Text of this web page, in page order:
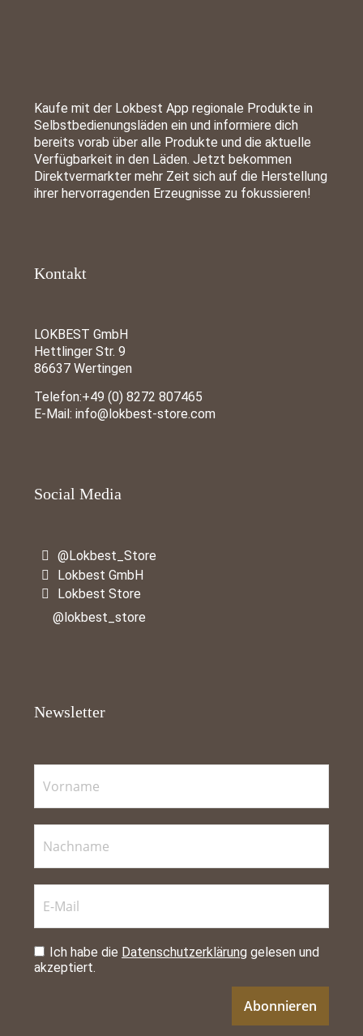
Kaufe mit der Lokbest App regionale Produkte in
Selbstbedienungsläden ein und informiere dich
bereits vorab über alle Produkte und die aktuelle
Verfügbarkeit in den Läden. Jetzt bekommen
Direktvermarkter mehr Zeit sich auf die Herstellung
ihrer hervorragenden Erzeugnisse zu fokussieren!
Kontakt
LOKBEST GmbH
Hettlinger Str. 9
86637 Wertingen
Telefon:+49 (0) 8272 807465
E-Mail:info@lokbest-store.com
Social Media
@Lokbest_Store
Lokbest GmbH
Lokbest Store
@lokbest_store
Newsletter
Ich habe die Datenschutzerklärung gelesen und
akzeptiert.